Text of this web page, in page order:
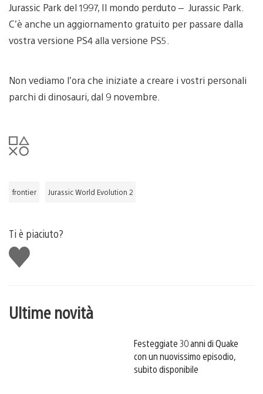
Jurassic Park del 1997, Il mondo perduto – Jurassic Park.
C’è anche un aggiornamento gratuito per passare dalla
vostra versione PS4 alla versione PS5.
Non vediamo l’ora che iniziate a creare i vostri personali
parchi di dinosauri, dal 9 novembre.
frontier Jurassic World Evolution 2
Ti è piaciuto?
Mi
piace
Ultime novità
Festeggiate 30 anni di Quake
con un nuovissimo episodio,
subito disponibile